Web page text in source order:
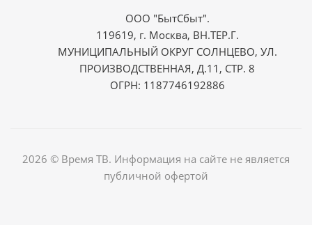
ООО "БытСбыт".
119619, г. Москва, ВН.ТЕР.Г.
МУНИЦИПАЛЬНЫЙ ОКРУГ СОЛНЦЕВО, УЛ.
ПРОИЗВОДСТВЕННАЯ, Д.11, СТР. 8
ОГРН: 1187746192886
2026 © Время ТВ. Информация на сайте не является
публичной офертой